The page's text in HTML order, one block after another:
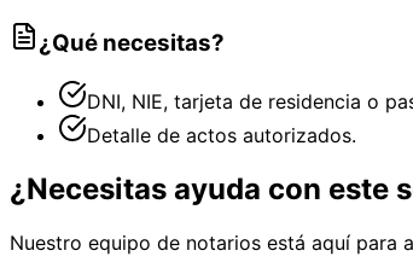
¿Qué necesitas?
DNI, NIE, tarjeta de residencia o
Detalle de actos autorizados.
¿Necesitas ayuda con este
Nuestro equipo de notarios está aquí para